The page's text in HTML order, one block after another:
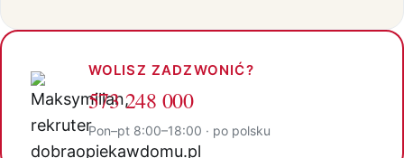
WOLISZ ZADZWONIĆ?
573 248 000
Pon–pt 8:00–18:00 · po polsku